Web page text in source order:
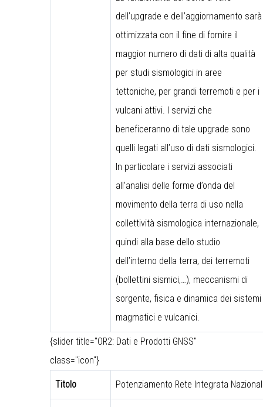
dell’upgrade e dell’aggiornamento sarà
ottimizzata con il fine di fornire il
maggior numero di dati di alta qualità
per studi sismologici in aree
tettoniche, per grandi terremoti e per i
vulcani attivi. I servizi che
beneficeranno di tale upgrade sono
quelli legati all’uso di dati sismologici.
In particolare i servizi associati
all’analisi delle forme d’onda del
movimento della terra di uso nella
collettività sismologica internazionale,
quindi alla base dello studio
dell’interno della terra, dei terremoti
(bollettini sismici,…), meccanismi di
sorgente, fisica e dinamica dei sistemi
magmatici e vulcanici.
{slider title="OR2: Dati e Prodotti GNSS"
class="icon"}
Titolo Potenziamento Rete Integrata